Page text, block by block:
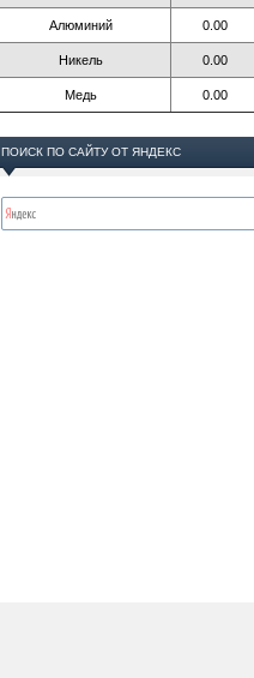
Алюминий 0.00
Никель 0.00
Медь 0.00
ПОИСК ПО САЙТУ ОТ ЯНДЕКС